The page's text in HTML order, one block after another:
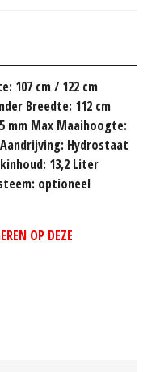
107 cm / 122 cm
Breedte: 112 cm
mm Max Maaihoogte:
Aandrijving: Hydrostaat
13,2 Liter
optioneel
OP DEZE